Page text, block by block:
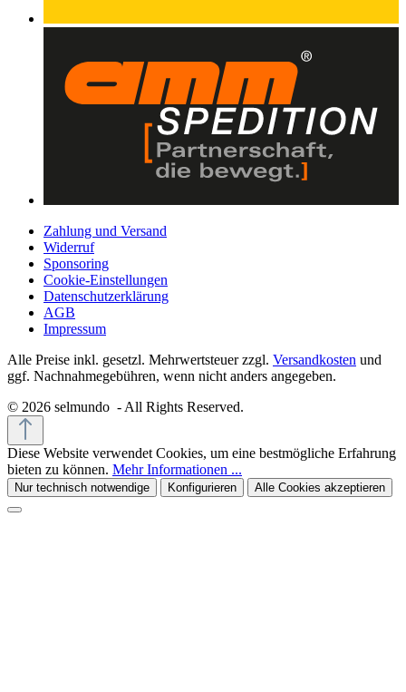
Zahlung und Versand
Widerruf
Sponsoring
Cookie-Einstellungen
Datenschutzerklärung
AGB
Impressum
Alle Preise inkl. gesetzl. Mehrwertsteuer zzgl. Versandkosten und
ggf. Nachnahmegebühren, wenn nicht anders angegeben.
© 2026 selmundo - All Rights Reserved.
Diese Website verwendet Cookies, um eine bestmögliche Erfahrung
bieten zu können. Mehr Informationen ...
Nur technisch notwendige Konfigurieren Alle Cookies akzeptieren